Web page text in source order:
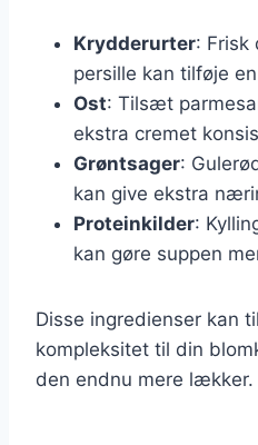
Krydderurter: Frisk
persille kan tilføje
Ost: Tilsæt
ekstra cremet
Grøntsager:
kan give ekstra
Proteinkilder:
kan gøre suppen
Disse ingredienser kan
kompleksitet til din
den endnu mere lækker.